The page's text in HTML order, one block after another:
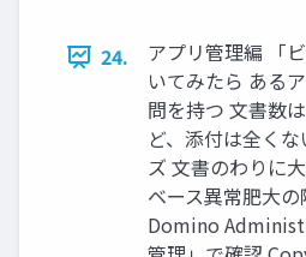
24.
アプリ管理編 「
いてみたら ある
問を持つ 文書数
ど、添付は全く
ズ 文書のわりに
ベース異常肥大
Domino